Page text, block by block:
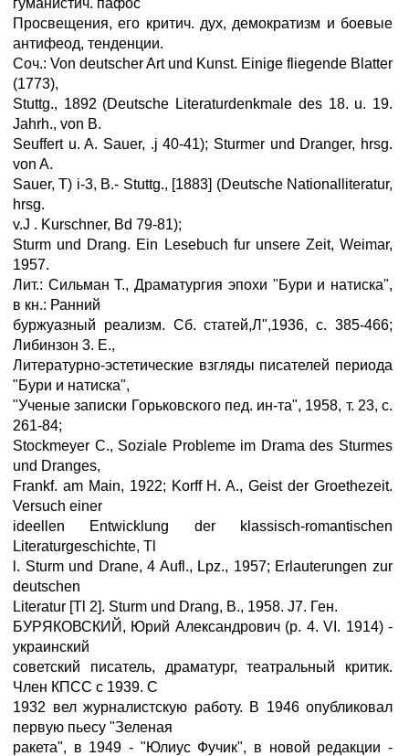
гуманистич. пафос
Просвещения, его критич. дух, демократизм и боевые
антифеод, тенденции.
Соч.: Von deutscher Art und Kunst. Einige fliegende Blatter
(1773),
Stuttg., 1892 (Deutsche Literaturdenkmale des 18. u. 19.
Jahrh., von B.
Seuffert u. A. Sauer, .ј 40-41); Sturmer und Dranger, hrsg.
von A.
Sauer, T) i-3, B.- Stuttg., [1883] (Deutsche Nationalliteratur,
hrsg.
v.J . Kurschner, Bd 79-81);
Sturm und Drang. Ein Lesebuch fur unsere Zeit, Weimar,
1957.
Лит.: Сильман Т., Драматургия эпохи "Бури и натиска",
в кн.: Ранний
буржуазный реализм. Сб. статей,Л",1936, с. 385-466;
Либинзон 3. E.,
Литературно-эстетические взгляды писателей периода
"Бури и натиска",
"Ученые записки Горьковского пед. ин-та", 1958, т. 23, с.
261-84;
Stockmeyer С., Soziale Probleme im Drama des Sturmes
und Dranges,
Frankf. am Main, 1922; Korff H. A., Geist der Groethezeit.
Versuch einer
ideellen Entwicklung der klassisch-romantischen
Literaturgeschichte, Tl
l. Sturm und Drane, 4 Aufl., Lpz., 1957; Erlauterungen zur
deutschen
Literatur [Tl 2]. Sturm und Drang, B., 1958. J7. Ген.
БУРЯКОВСКИЙ, Юрий Александрович (р. 4. VI. 1914) -
украинский
советский писатель, драматург, театральный критик.
Член КПСС с 1939. С
1932 вел журналистскую работу. В 1946 опубликовал
первую пьесу "Зеленая
ракета", в 1949 - "Юлиус Фучик", в новой редакции -